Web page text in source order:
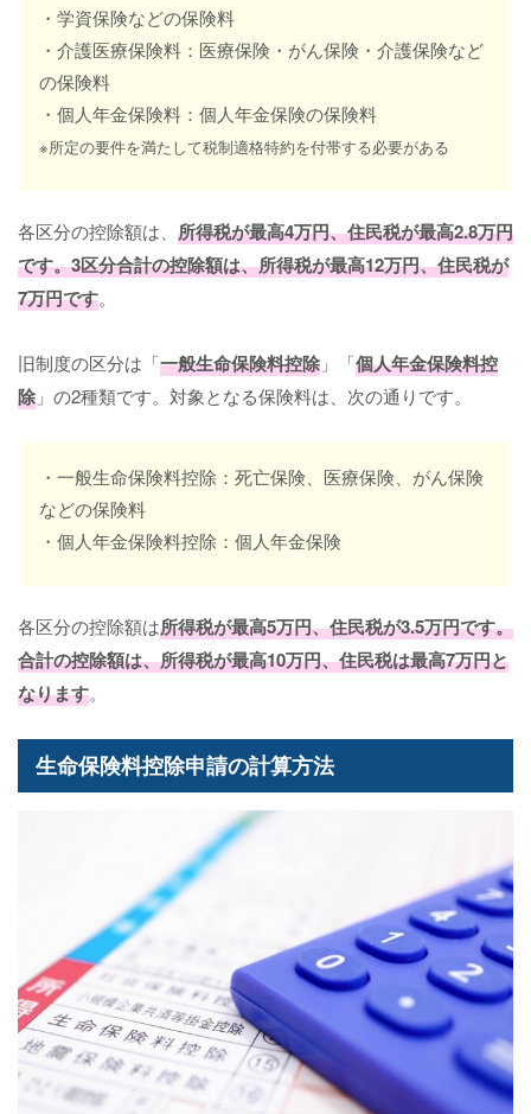
・学資保険などの保険料
・介護医療保険料：医療保険・がん保険・介護保険など
の保険料
・個人年金保険料：個人年金保険の保険料
※所定の要件を満たして税制適格特約を付帯する必要がある
各区分の控除額は、 所得税が最高4万円、住民税が最高2.8万円
です。3区分合計の控除額は、所得税が最高12万円、住民税が
7万円です。
旧制度の区分は「一般生命保険料控除 」「個人年金保険料控
除 」の2種類です。対象となる保険料は、次の通りです。
・一般生命保険料控除：死亡保険、医療保険、がん保険
などの保険料
・個人年金保険料控除：個人年金保険
各区分の控除額は所得税が最高5万円、住民税が3.5万円です。
合計の控除額は、所得税が最高10万円、住民税は最高7万円と
なります。
生命保険料控除申請の計算方法